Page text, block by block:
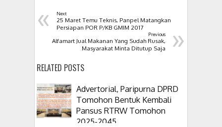
« Next
25 Maret Temu Teknis, Panpel Matangkan
Persiapan POR P/KB GMIM 2017
»
Previous
Alfamart Jual Makanan Yang Sudah Rusak,
Masyarakat Minta Ditutup Saja
RELATED POSTS
Advertorial, Paripurna DPRD
Tomohon Bentuk Kembali
Pansus RTRW Tomohon
2025-2045